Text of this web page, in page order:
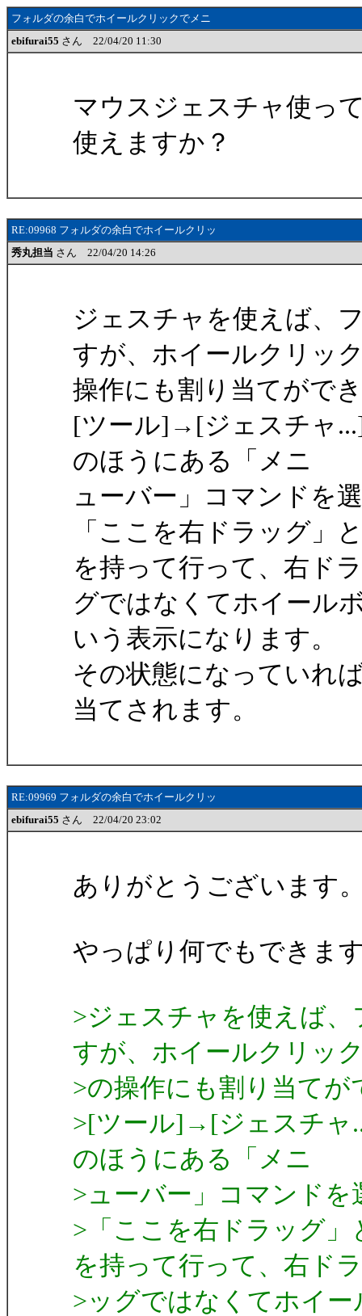
フォルダの余白でホイールクリックでメニ
ebifurai55 さん 22/04/20 11:30
マウスジェスチャ使っ
使えますか？
RE:09968 フォルダの余白でホイールクリッ
秀丸担当 さん 22/04/20 14:26
ジェスチャを使えば、
すが、ホイールクリッ
操作にも割り当てがで
[ツール]→[ジェスチャ
のほうにある「メニ
ューバー」コマンドを
「ここを右ドラッグ」
を持って行って、右ド
グではなくてホイール
いう表示になります。
その状態になっていれ
当てされます。
RE:09969 フォルダの余白でホイールクリッ
ebifurai55 さん 22/04/20 23:02
ありがとうございます
やっぱり何でもできま
>ジェスチャを使えば
すが、ホイールクリッ
>の操作にも割り当てが
>[ツール]→[ジェスチャ
のほうにある「メニ
>ューバー」コマンドを
>「ここを右ドラッグ
を持って行って、右ドラ
>ッグではなくてホイ